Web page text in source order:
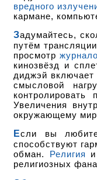
вредного
кармане,
Задумайтесь,
путём
просмотр
кинозвёзд и
диджэй
смысловой
Увеличения
окружающему
Если вы
способствуют
обман. Религия
религиозных